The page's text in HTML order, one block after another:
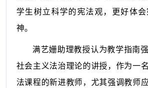
学生树立科学的宪法观，更好体
神。
满艺姗助理教授认为教学指南
社会主义法治理论的讲授，作为一
法课程的新进教师，尤其强调教师